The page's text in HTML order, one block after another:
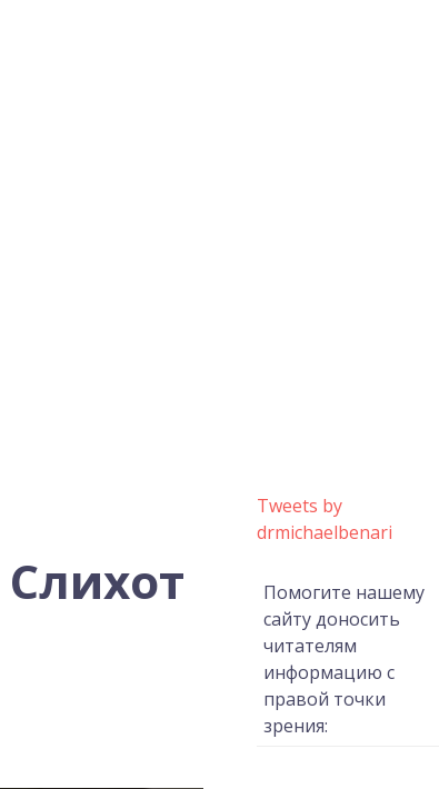
Tweets by
drmichaelbenari
Помогите нашему
сайту доносить
читателям
информацию с
правой точки
зрения: